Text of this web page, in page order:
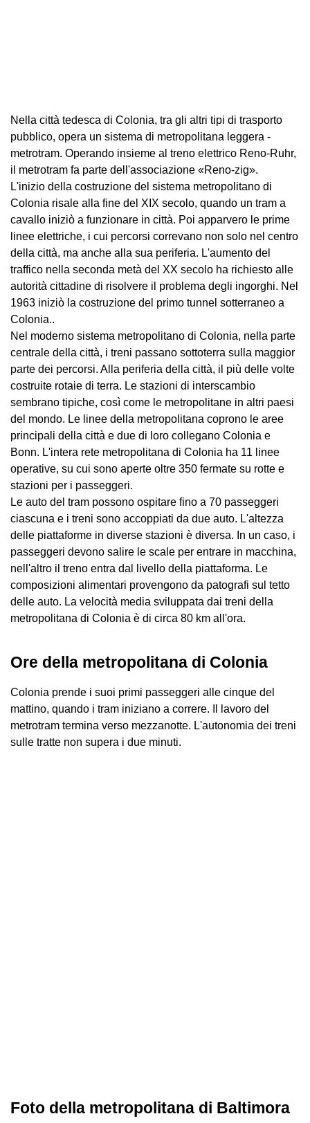
Nella città tedesca di Colonia, tra gli altri tipi di trasporto
pubblico, opera un sistema di metropolitana leggera -
metrotram. Operando insieme al treno elettrico Reno-Ruhr,
il metrotram fa parte dell'associazione «Reno-zig».
L'inizio della costruzione del sistema metropolitano di
Colonia risale alla fine del XIX secolo, quando un tram a
cavallo iniziò a funzionare in città. Poi apparvero le prime
linee elettriche, i cui percorsi correvano non solo nel centro
della città, ma anche alla sua periferia. L'aumento del
traffico nella seconda metà del XX secolo ha richiesto alle
autorità cittadine di risolvere il problema degli ingorghi. Nel
1963 iniziò la costruzione del primo tunnel sotterraneo a
Colonia..
Nel moderno sistema metropolitano di Colonia, nella parte
centrale della città, i treni passano sottoterra sulla maggior
parte dei percorsi. Alla periferia della città, il più delle volte
costruite rotaie di terra. Le stazioni di interscambio
sembrano tipiche, così come le metropolitane in altri paesi
del mondo. Le linee della metropolitana coprono le aree
principali della città e due di loro collegano Colonia e
Bonn. L'intera rete metropolitana di Colonia ha 11 linee
operative, su cui sono aperte oltre 350 fermate su rotte e
stazioni per i passeggeri.
Le auto del tram possono ospitare fino a 70 passeggeri
ciascuna e i treni sono accoppiati da due auto. L'altezza
delle piattaforme in diverse stazioni è diversa. In un caso, i
passeggeri devono salire le scale per entrare in macchina,
nell'altro il treno entra dal livello della piattaforma. Le
composizioni alimentari provengono da patografi sul tetto
delle auto. La velocità media sviluppata dai treni della
metropolitana di Colonia è di circa 80 km all'ora.
Ore della metropolitana di Colonia
Colonia prende i suoi primi passeggeri alle cinque del
mattino, quando i tram iniziano a correre. Il lavoro del
metrotram termina verso mezzanotte. L'autonomia dei treni
sulle tratte non supera i due minuti.
Foto della metropolitana di Baltimora